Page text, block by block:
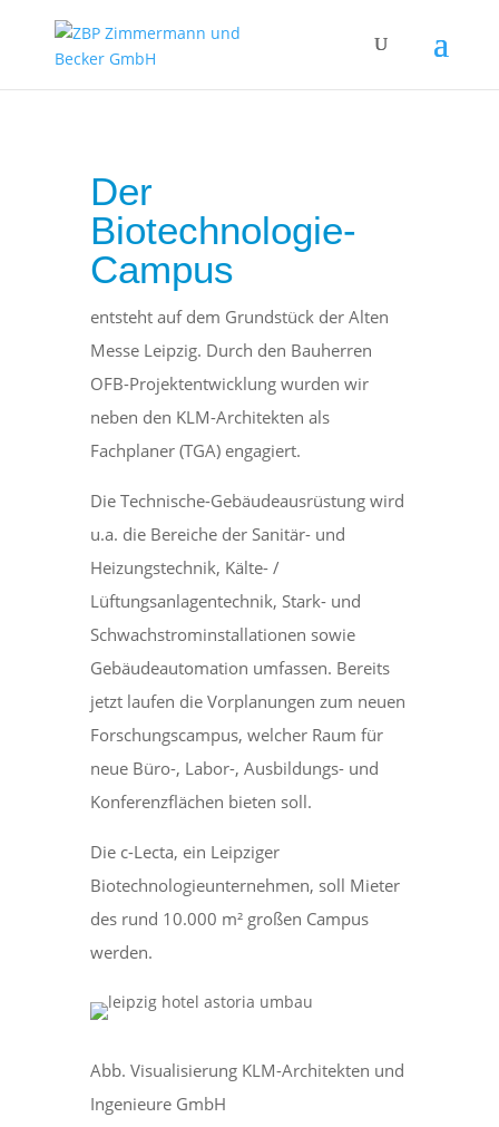
Der
Biotechnologie-
Campus
entsteht auf dem Grundstück der Alten
Messe Leipzig. Durch den Bauherren
OFB-Projektentwicklung wurden wir
neben den KLM-Architekten als
Fachplaner (TGA) engagiert.
Die Technische-Gebäudeausrüstung wird
u.a. die Bereiche der Sanitär- und
Heizungstechnik, Kälte- /
Lüftungsanlagentechnik, Stark- und
Schwachstrominstallationen sowie
Gebäudeautomation umfassen. Bereits
jetzt laufen die Vorplanungen zum neuen
Forschungscampus, welcher Raum für
neue Büro-, Labor-, Ausbildungs- und
Konferenzflächen bieten soll.
Die c-Lecta, ein Leipziger
Biotechnologieunternehmen, soll Mieter
des rund 10.000 m² großen Campus
werden.
Abb. Visualisierung KLM-Architekten und
Ingenieure GmbH